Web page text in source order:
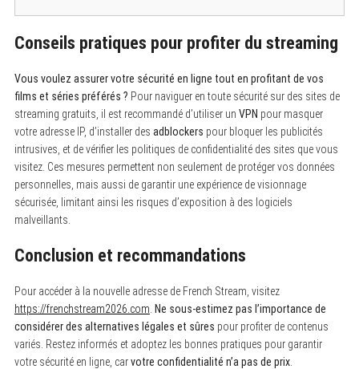
Conseils pratiques pour profiter du streaming
Vous voulez assurer votre sécurité en ligne tout en profitant de vos
films et séries préférés ? Pour naviguer en toute sécurité sur des sites de
streaming gratuits, il est recommandé d’utiliser un VPN pour masquer
votre adresse IP, d’installer des adblockers pour bloquer les publicités
intrusives, et de vérifier les politiques de confidentialité des sites que vous
visitez. Ces mesures permettent non seulement de protéger vos données
personnelles, mais aussi de garantir une expérience de visionnage
sécurisée, limitant ainsi les risques d’exposition à des logiciels
malveillants.
Conclusion et recommandations
Pour accéder à la nouvelle adresse de French Stream, visitez
https://frenchstream2026.com Ne sous-estimez pas l’importance de
considérer des alternatives légales et sûres pour profiter de contenus
variés. Restez informés et adoptez les bonnes pratiques pour garantir
votre sécurité en ligne, carvotre confidentialité n’a pas de prix.
h
o